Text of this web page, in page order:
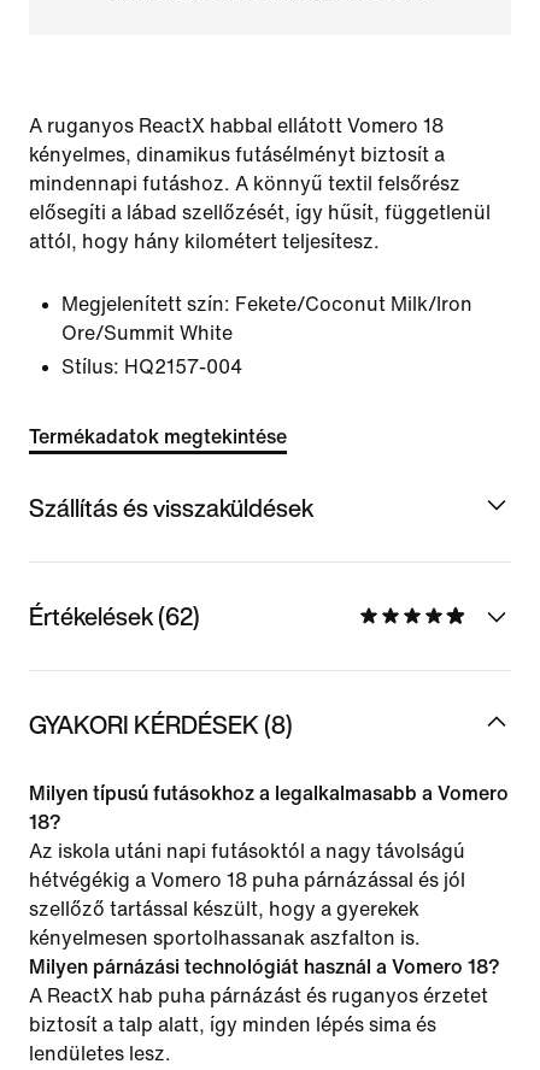
A ruganyos ReactX habbal ellátott Vomero 18
kényelmes, dinamikus futásélményt biztosít a
mindennapi futáshoz. A könnyű textil felsőrész
elősegíti a lábad szellőzését, így hűsít, függetlenül
attól, hogy hány kilométert teljesítesz.
Megjelenített szín: Fekete/Coconut Milk/Iron
Ore/Summit White
Stílus: HQ2157-004
Termékadatok megtekintése
Szállítás és visszaküldések
Értékelések (62)
GYAKORI KÉRDÉSEK (8)
Milyen típusú futásokhoz a legalkalmasabb a Vomero
18?
Az iskola utáni napi futásoktól a nagy távolságú
hétvégékig a Vomero 18 puha párnázással és jól
szellőző tartással készült, hogy a gyerekek
kényelmesen sportolhassanak aszfalton is.
Milyen párnázási technológiát használ a Vomero 18?
A ReactX hab puha párnázást és ruganyos érzetet
biztosít a talp alatt, így minden lépés sima és
lendületes lesz.